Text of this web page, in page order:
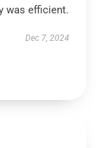
was efficient.
Dec 7, 2024